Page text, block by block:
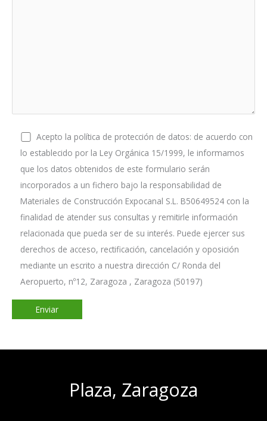
Acepto la política de protección de datos: de acuerdo con
lo establecido por la Ley Orgánica 15/1999, le informamos
que los datos obtenidos de este formulario serán
incorporados a un fichero bajo la responsabilidad de
Materiales de Construcción Expocanal S.L. B50649524 con la
finalidad de atender sus consultas y remitirle información
relacionada que pueda ser de su interés. Puede ejercer sus
derechos de acceso, rectificación, cancelación y oposición
mediante un escrito a nuestra dirección C/ Ronda del
Aeropuerto, nº12, Zaragoza , Zaragoza (50197)
Plaza, Zaragoza